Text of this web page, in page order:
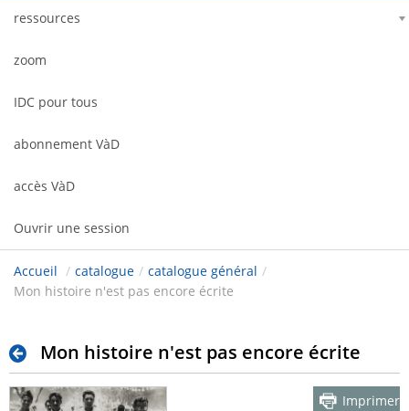
ressources
zoom
IDC pour tous
abonnement VàD
accès VàD
Ouvrir une session
Accueil / catalogue / catalogue général /
Mon histoire n'est pas encore écrite
Mon histoire n'est pas encore écrite
Imprimer